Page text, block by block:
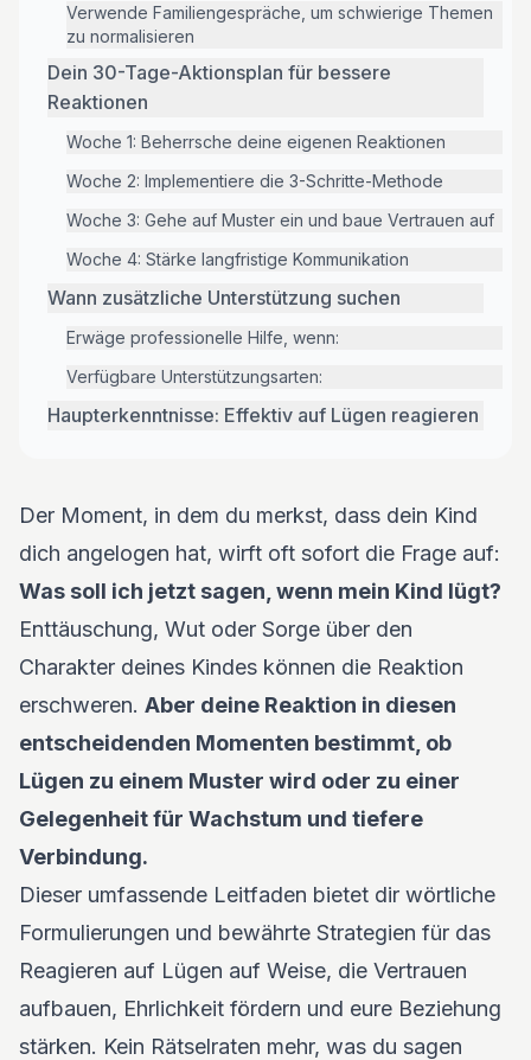
Verwende Familiengespräche, um schwierige Themen
zu normalisieren
Dein 30-Tage-Aktionsplan für bessere
Reaktionen
Woche 1: Beherrsche deine eigenen Reaktionen
Woche 2: Implementiere die 3-Schritte-Methode
Woche 3: Gehe auf Muster ein und baue Vertrauen auf
Woche 4: Stärke langfristige Kommunikation
Wann zusätzliche Unterstützung suchen
Erwäge professionelle Hilfe, wenn:
Verfügbare Unterstützungsarten:
Haupterkenntnisse: Effektiv auf Lügen reagieren
Der Moment, in dem du merkst, dass dein Kind
dich angelogen hat, wirft oft sofort die Frage auf:
Was soll ich jetzt sagen, wenn mein Kind lügt?
Enttäuschung, Wut oder Sorge über den
Charakter deines Kindes können die Reaktion
erschweren. Aber deine Reaktion in diesen
entscheidenden Momenten bestimmt, ob
Lügen zu einem Muster wird oder zu einer
Gelegenheit für Wachstum und tiefere
Verbindung.
Dieser umfassende Leitfaden bietet dir wörtliche
Formulierungen und bewährte Strategien für das
Reagieren auf Lügen auf Weise, die Vertrauen
aufbauen, Ehrlichkeit fördern und eure Beziehung
stärken. Kein Rätselraten mehr, was du sagen